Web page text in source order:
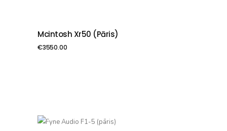
PIEVIENOT GROZAM
Mcintosh Xr50 (pāris)
€3550.00